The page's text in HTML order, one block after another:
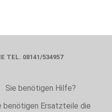
TEL. 08141/534957
Sie benötigen Hilfe?
benötigen Ersatzteile die